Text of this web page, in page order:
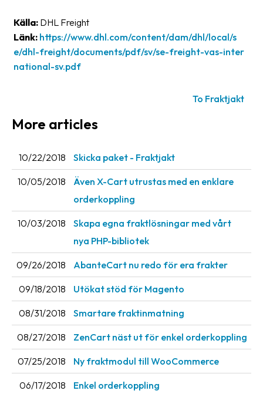
Källa: DHL Freight
Länk: https://www.dhl.com/content/dam/dhl/local/s
e/dhl-freight/documents/pdf/sv/se-freight-vas-inter
national-sv.pdf
To Fraktjakt
More articles
10/22/2018 Skicka paket - Fraktjakt
10/05/2018
Även X-Cart utrustas med en enklare
orderkoppling
10/03/2018
Skapa egna fraktlösningar med vårt
nya PHP-bibliotek
09/26/2018 AbanteCart nu redo för era frakter
09/18/2018 Utökat stöd för Magento
08/31/2018 Smartare fraktinmatning
08/27/2018 ZenCart näst ut för enkel orderkoppling
07/25/2018 Ny fraktmodul till WooCommerce
06/17/2018 Enkel orderkoppling